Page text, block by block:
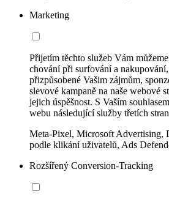
Marketing
Přijetím těchto služeb Vám
chování při surfování a
přizpůsobené Vašim zájmům,
slevové kampaně na naše webové
jejich úspěšnost. S Vaším
webu následující služby třetích
Meta-Pixel, Microsoft Advertising,
podle klikání uživatelů, Ads
Rozšířený Conversion-Tracking